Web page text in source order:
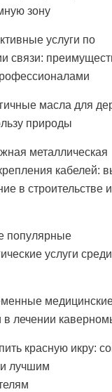
зону
услуги по
связи:
масла для
природы
металлическая
кабелей:
в строительстве и
популярные
услуги среди
в лечении
красную икру:
лучшим